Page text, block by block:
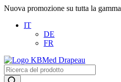
Nuova promozione su tutta la
IT
DE
FR
Products
search